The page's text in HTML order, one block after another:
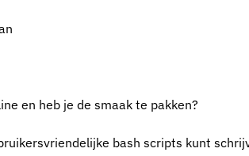
en heb je de smaak te pakken?
bash scripts kunt